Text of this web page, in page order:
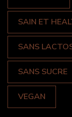
SAIN ET
SANS
SANS SUCRE
VEGAN